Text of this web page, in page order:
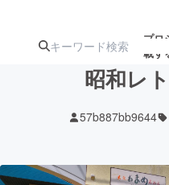
プロ
載す
昭和レ
57b887bb9644